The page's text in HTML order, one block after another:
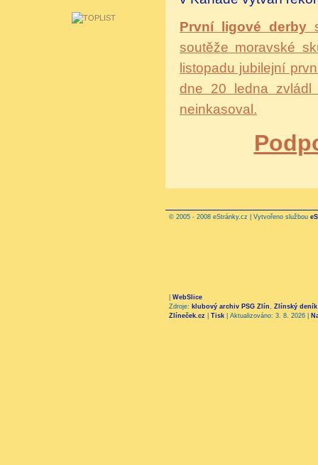
První ligové derby
soutěže moravské
listopadu jubilejní
dne 20 ledna zvládl
neinkasoval.
© 2005 - 2008 eStránky.cz | Vytvořeno službou
WebSlice
Zdroje: klubový archiv PSG Zlín, Zlínský deník
Zlíneček.cz
Tisk Aktualizováno: 3. 8. 2026